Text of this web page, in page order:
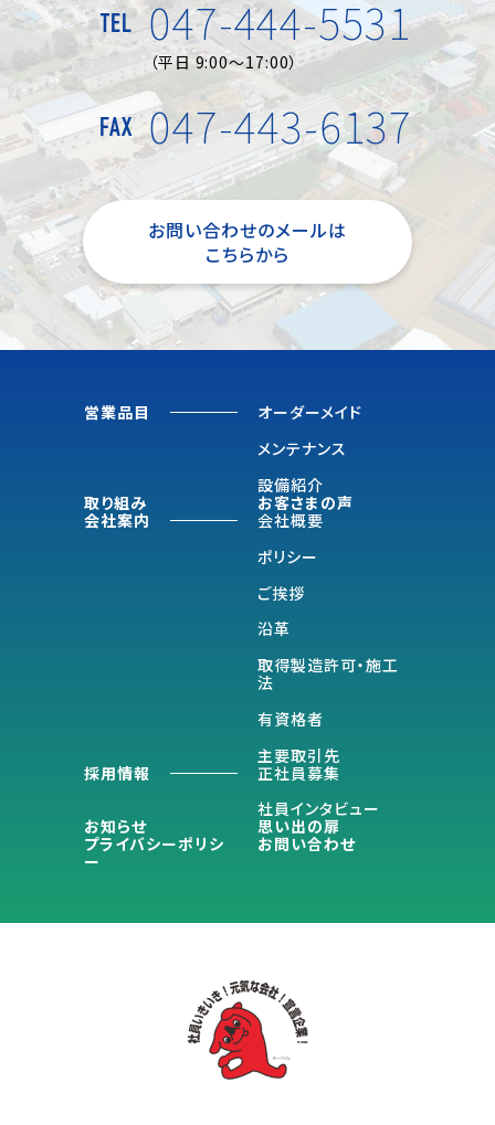
TEL 047-444-5531
（平日 9:00～17:00）
FAX 047-443-6137
お問い合わせのメールは
こちらから
営業品目
オーダーメイド
メンテナンス
設備紹介
取り組み
お客さまの声
会社案内
会社概要
ポリシー
ご挨拶
沿革
取得製造許可・施工
法
有資格者
主要取引先
採用情報
正社員募集
社員インタビュー
お知らせ
思い出の扉
プライバシーポリシ
ー
お問い合わせ